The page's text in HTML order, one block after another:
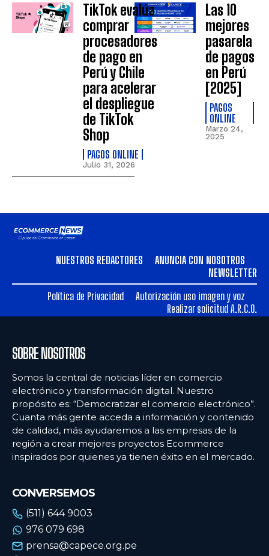
TikTok evalúa
comprar
procesadores
de pago en
Perú y Chile
para acelerar
el despliegue
de TikTok
Shop
PAGOS ONLINE
Julio 31, 2026
Las 10
mejores
pasarela
de pagos
en Perú
[2025]
PAGOS
ONLINE
Marzo 24,
2025
NUESTROS REDACTORES
ANUNCIA CON NOSOTROS
NEWSLETTER
Política de Privacidad
Autorización uso imagen y voz
Realizar solicitud A.R.C.O.
SOBRE NOSOTROS
Somos la central de noticias líder en comercio
electrónico y transformación digital. Nuestro
propósito es: “Democratizar el comercio electrónico”.
Cuanta más gente acceda a información y contenido
de calidad, más ayudaremos a las empresas de la
región a crear mejores proyectos Ecommerce
inspirados por quienes ya tienen éxito en el mercado.
CONVERSEMOS
(511) 644 9003
976 079 698
prensa@capece.org.pe